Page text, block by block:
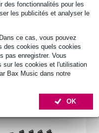
des fonctionnalités pour les
les publicités et analyser le
ce cas, vous pouvez
des cookies quels cookies
pas enregistrer. Vous
sur les cookies et l'utilisation
Bax Music dans notre
OK
cm